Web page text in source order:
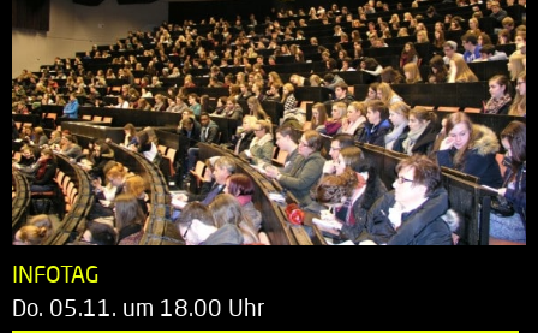
INFOTAG
Do. 05.11. um 18.00 Uhr